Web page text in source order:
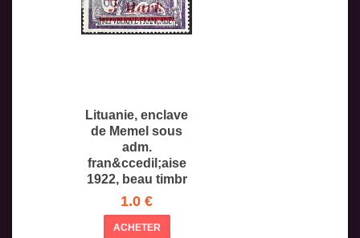
Lituanie, enclave
de Memel sous
adm.
fran&ccedil;aise
1922, beau timbr
1.0 €
ACHETER